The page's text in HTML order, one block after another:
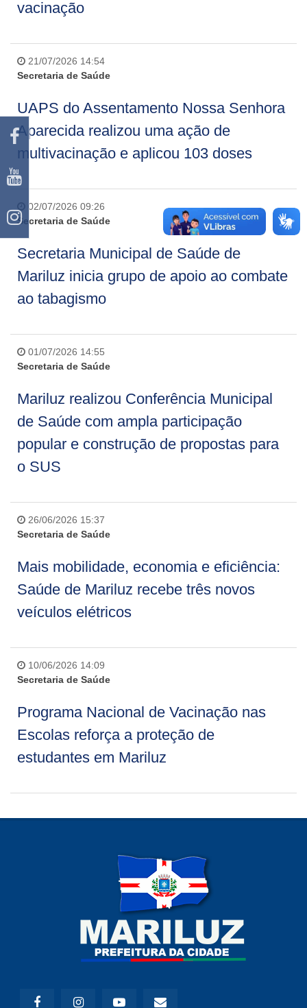
vacinação
21/07/2026 14:54
Secretaria de Saúde
UAPS do Assentamento Nossa Senhora
Aparecida realizou uma ação de
multivacinação e aplicou 103 doses
02/07/2026 09:26
Secretaria de Saúde
Secretaria Municipal de Saúde de
Mariluz inicia grupo de apoio ao combate
ao tabagismo
01/07/2026 14:55
Secretaria de Saúde
Mariluz realizou Conferência Municipal
de Saúde com ampla participação
popular e construção de propostas para
o SUS
26/06/2026 15:37
Secretaria de Saúde
Mais mobilidade, economia e eficiência:
Saúde de Mariluz recebe três novos
veículos elétricos
10/06/2026 14:09
Secretaria de Saúde
Programa Nacional de Vacinação nas
Escolas reforça a proteção de
estudantes em Mariluz